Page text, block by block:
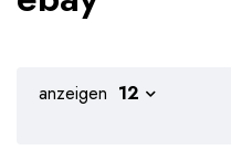
anzeigen 12